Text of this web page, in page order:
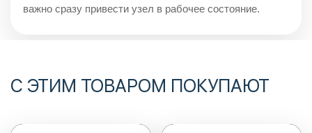
важно сразу привести узел в рабочее состояние.
С ЭТИМ ТОВАРОМ ПОКУПАЮТ